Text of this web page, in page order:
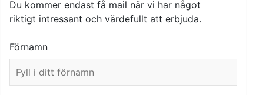
Du kommer endast få mail när vi har något
riktigt intressant och värdefullt att erbjuda.
Förnamn